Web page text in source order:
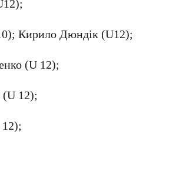
Кирило Дюндік (U12);
(U 12);
(U 12);